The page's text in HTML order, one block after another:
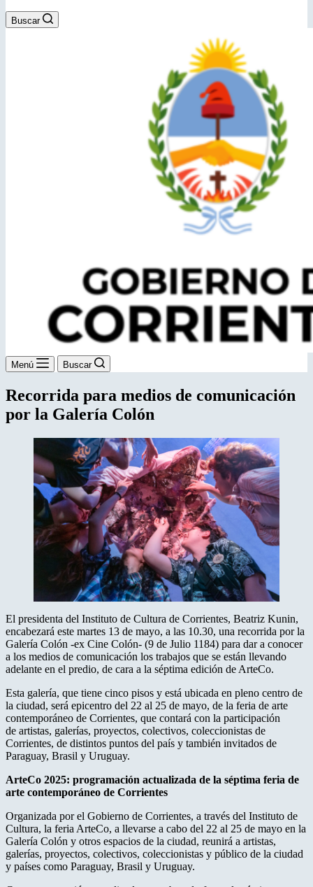
Buscar
Menú Buscar
Recorrida para medios de comunicación
por la Galería Colón
El presidenta del Instituto de Cultura de Corrientes, Beatriz Kunin,
encabezará este martes 13 de mayo, a las 10.30, una recorrida por la
Galería Colón -ex Cine Colón- (9 de Julio 1184) para dar a conocer
a los medios de comunicación los trabajos que se están llevando
adelante en el predio, de cara a la séptima edición de ArteCo.
Esta galería, que tiene cinco pisos y está ubicada en pleno centro de
la ciudad, será epicentro del 22 al 25 de mayo, de la feria de arte
contemporáneo de Corrientes, que contará con la participación
de artistas, galerías, proyectos, colectivos, coleccionistas de
Corrientes, de distintos puntos del país y también invitados de
Paraguay, Brasil y Uruguay.
ArteCo 2025: programación actualizada de la séptima feria de
arte contemporáneo de Corrientes
Organizada por el Gobierno de Corrientes, a través del Instituto de
Cultura, la feria ArteCo, a llevarse a cabo del 22 al 25 de mayo en la
Galería Colón y otros espacios de la ciudad, reunirá a artistas,
galerías, proyectos, colectivos, coleccionistas y público de la ciudad
y países como Paraguay, Brasil y Uruguay.